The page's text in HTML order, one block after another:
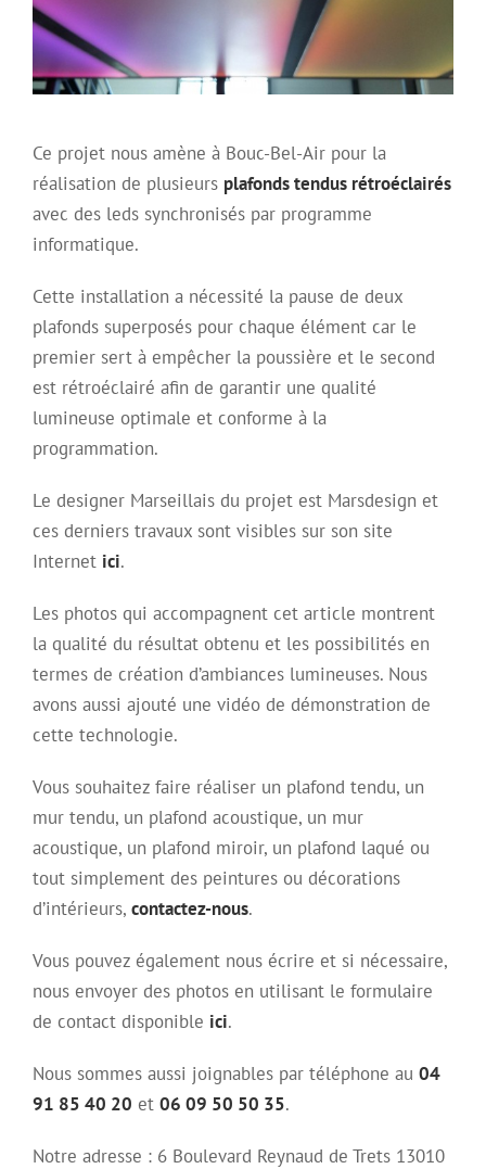
Ce projet nous amène à Bouc-Bel-Air pour la
réalisation de plusieurs plafonds tendus rétroéclairés
avec des leds synchronisés par programme
informatique.
Cette installation a nécessité la pause de deux
plafonds superposés pour chaque élément car le
premier sert à empêcher la poussière et le second
est rétroéclairé afin de garantir une qualité
lumineuse optimale et conforme à la
programmation.
Le designer Marseillais du projet est Marsdesign et
ces derniers travaux sont visibles sur son site
Internet ici.
Les photos qui accompagnent cet article montrent
la qualité du résultat obtenu et les possibilités en
termes de création d’ambiances lumineuses. Nous
avons aussi ajouté une vidéo de démonstration de
cette technologie.
Vous souhaitez faire réaliser un plafond tendu, un
mur tendu, un plafond acoustique, un mur
acoustique, un plafond miroir, un plafond laqué ou
tout simplement des peintures ou décorations
d’intérieurs, contactez-nous.
Vous pouvez également nous écrire et si nécessaire,
nous envoyer des photos en utilisant le formulaire
de contact disponible ici.
Nous sommes aussi joignables par téléphone au 04
91 85 40 20 et 06 09 50 50 35.
Notre adresse : 6 Boulevard Reynaud de Trets 13010